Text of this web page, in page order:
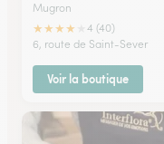
Mugron
★★★★
4 (40)
6, route de Saint-Sever
Voir la boutique